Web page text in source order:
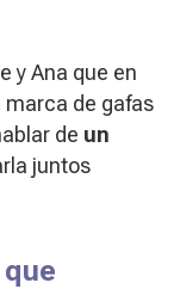
y Ana que en
marca de gafas
de un
juntos